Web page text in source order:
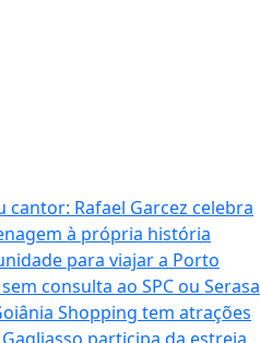
Rafael Garcez celebra
à própria história
para viajar a Porto
consulta ao SPC ou Serasa
Shopping tem atrações